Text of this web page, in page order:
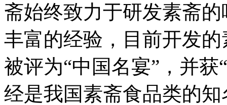
斋始终致力于研发素斋
丰富的经验，目前开发
被评为“中国名宴”，并
经是我国素斋食品类的